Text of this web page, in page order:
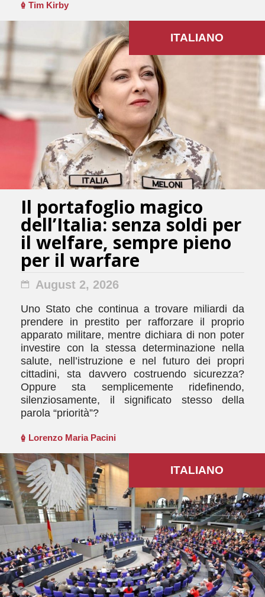
Tim Kirby
ITALIANO
Il portafoglio magico
dell’Italia: senza soldi per
il welfare, sempre pieno
per il warfare
August 2, 2026
Uno Stato che continua a trovare miliardi da
prendere in prestito per rafforzare il proprio
apparato militare, mentre dichiara di non poter
investire con la stessa determinazione nella
salute, nell’istruzione e nel futuro dei propri
cittadini, sta davvero costruendo sicurezza?
Oppure sta semplicemente ridefinendo,
silenziosamente, il significato stesso della
parola “priorità”?
Lorenzo Maria Pacini
ITALIANO